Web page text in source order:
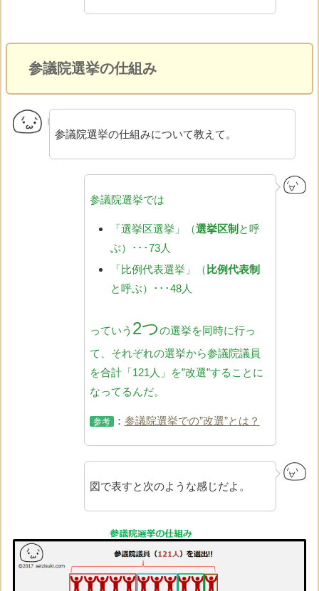
参議院選挙の仕組み
参議院選挙の仕組みについて教えて。
参議院選挙では
「選挙区選挙」（選挙区制 と呼
ぶ）･･･73人
「比例代表選挙」（ 比例代表制
と呼ぶ）･･･48人
っていう 2つの選挙を同時に行っ
て、 それぞれの選挙から参議院議員
を合計「121人」を”改選”することに
なってるんだ。
参考 ： 参議院選挙での”改選”とは？
図で表すと次のような感じだよ。